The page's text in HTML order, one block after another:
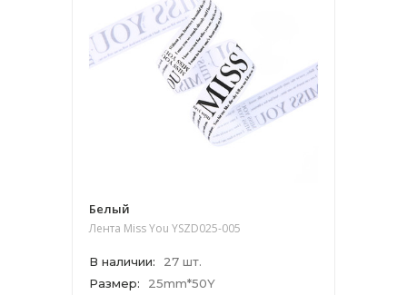
Белый
Лента Miss You YSZD025-005
В наличии:
27 шт.
Размер:
25mm*50Y